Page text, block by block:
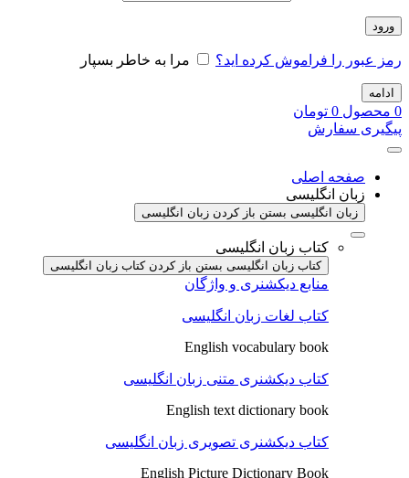
ورود
رمز عبور را فراموش کرده اید؟ مرا به خاطر بسپار
ادامه
0 محصول 0 تومان
پیگیری سفارش
صفحه اصلی
زبان انگلیسی
زبان انگلیسی بستن باز کردن زبان انگلیسی
کتاب زبان انگلیسی
کتاب زبان انگلیسی بستن باز کردن کتاب زبان انگلیسی
منابع دیکشنری و واژگان
کتاب لغات زبان انگلیسی
English vocabulary book
کتاب دیکشنری متنی زبان انگلیسی
English text dictionary book
کتاب دیکشنری تصویری زبان انگلیسی
English Picture Dictionary Book